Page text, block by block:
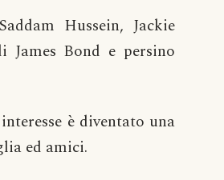
Hussein, Jackie
James Bond e persino
è diventato una
ed amici.